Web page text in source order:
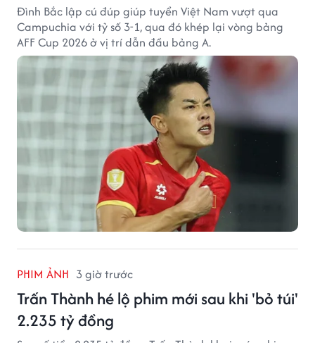
Đình Bắc lập cú đúp giúp tuyển Việt Nam vượt qua
Campuchia với tỷ số 3-1, qua đó khép lại vòng bảng
AFF Cup 2026 ở vị trí dẫn đầu bảng A.
PHIM ẢNH 3 giờ trước
Trấn Thành hé lộ phim mới sau khi 'bỏ túi'
2.235 tỷ đồng